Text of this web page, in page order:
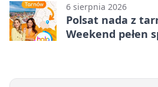
6 sierpnia 2026
Polsat nada z
Weekend pełen